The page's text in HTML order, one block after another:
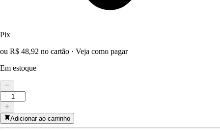
Pix
ou R$ 48,92 no cartão · Veja como pagar
Em estoque
Adicionar ao carrinho